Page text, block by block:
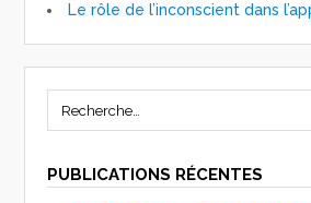
Le rôle de l’inconscient dans
PUBLICATIONS RÉCENTES